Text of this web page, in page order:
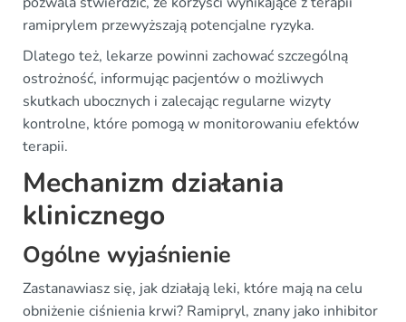
ramiprylem przewyższają potencjalne ryzyka.
Dlatego też, lekarze powinni zachować szczególną
ostrożność, informując pacjentów o możliwych
skutkach ubocznych i zalecając regularne wizyty
kontrolne, które pomogą w monitorowaniu efektów
terapii.
Mechanizm działania
klinicznego
Ogólne wyjaśnienie
Zastanawiasz się, jak działają leki, które mają na celu
obniżenie ciśnienia krwi? Ramipryl, znany jako inhibitor